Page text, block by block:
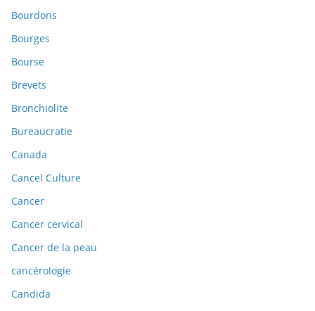
Bourdons
Bourges
Bourse
Brevets
Bronchiolite
Bureaucratie
Canada
Cancel Culture
Cancer
Cancer cervical
Cancer de la peau
cancérologie
Candida